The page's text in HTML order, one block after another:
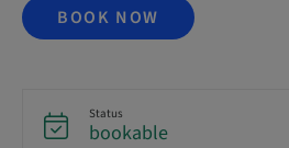
BOOK NOW
Status
bookable